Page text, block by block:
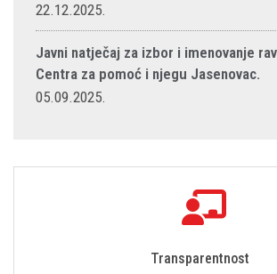
22.12.2025.
Javni natječaj za izbor i imenovanje
Centra za pomoć i njegu Jasenovac.
05.09.2025.
Transparentnost